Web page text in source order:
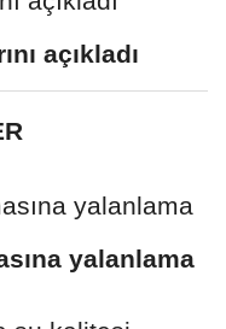
açıkladı
yalanlama